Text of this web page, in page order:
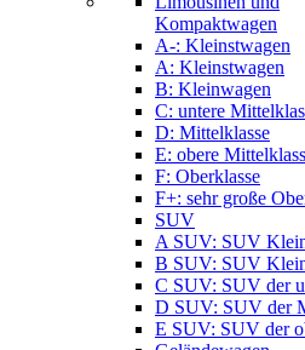
Kompaktwagen
A-: Kleinstwagen
A: Kleinstwagen
B: Kleinwagen
C: untere
D: Mittelklasse
E: obere
F: Oberklasse
F+: sehr große
SUV
A SUV: SUV
B SUV: SUV
C SUV: SUV der
D SUV: SUV der
E SUV: SUV der